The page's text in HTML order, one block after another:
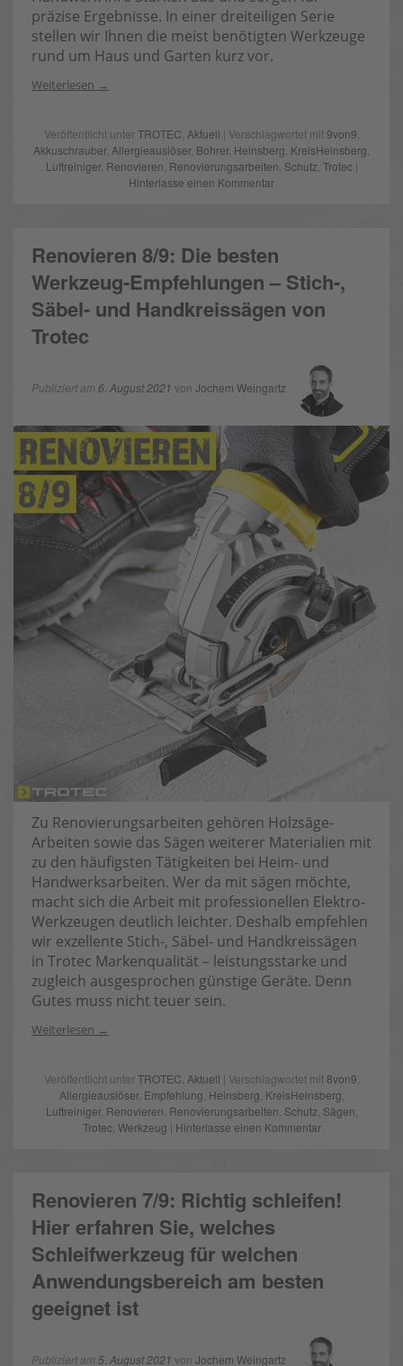
präzise Ergebnisse. In einer dreiteiligen Serie
stellen wir Ihnen die meist benötigten Werkzeuge
rund um Haus und Garten kurz vor.
Weiterlesen
Veröffentlicht unterTROTEC Aktuell | Verschlagwortet mit9von9
Akkuschrauber, Allergieauslöser, Bohrer, Heinsberg KreisHeinsberg
Luftreiniger, Renovieren Renovierungsarbeiten Schutz Trotec|
Hinterlasse einen Kommentar
Renovieren 8/9: Die besten
Werkzeug-Empfehlungen – Stich-,
Säbel- und Handkreissägen von
Trotec
Publiziert am 6. August 2021 von Jochem Weingartz
Zu Renovierungsarbeiten gehören Holzsäge-
Arbeiten sowie das Sägen weiterer Materialien mit
zu den häufigsten Tätigkeiten bei Heim- und
Handwerksarbeiten. Wer da mit sägen möchte,
macht sich die Arbeit mit professionellen Elektro-
Werkzeugen deutlich leichter. Deshalb empfehlen
wir exzellente Stich-, Säbel- und Handkreissägen
in Trotec Markenqualität – leistungsstarke und
zugleich ausgesprochen günstige Geräte. Denn
Gutes muss nicht teuer sein.
Weiterlesen
Veröffentlicht unterTROTEC Aktuell | Verschlagwortet mit8von9
Allergieauslöser, Empfehlung Heinsberg KreisHeinsberg
Luftreiniger, Renovieren Renovierungsarbeiten Schutz Sägen
Trotec, Werkzeug | Hinterlasse einen Kommentar
Renovieren 7/9: Richtig schleifen!
Hier erfahren Sie, welches
Schleifwerkzeug für welchen
Anwendungsbereich am besten
geeignet ist
Publiziert am 5. August 2021 von Jochem Weingartz